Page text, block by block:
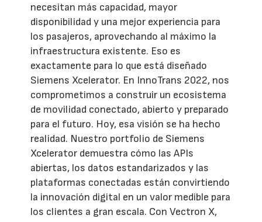
necesitan más capacidad, mayor
disponibilidad y una mejor experiencia para
los pasajeros, aprovechando al máximo la
infraestructura existente. Eso es
exactamente para lo que está diseñado
Siemens Xcelerator. En InnoTrans 2022, nos
comprometimos a construir un ecosistema
de movilidad conectado, abierto y preparado
para el futuro. Hoy, esa visión se ha hecho
realidad. Nuestro portfolio de Siemens
Xcelerator demuestra cómo las APIs
abiertas, los datos estandarizados y las
plataformas conectadas están convirtiendo
la innovación digital en un valor medible para
los clientes a gran escala. Con Vectron X,